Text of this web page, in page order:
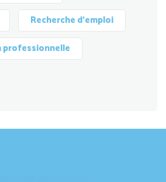
Recherche d'emploi
professionnelle